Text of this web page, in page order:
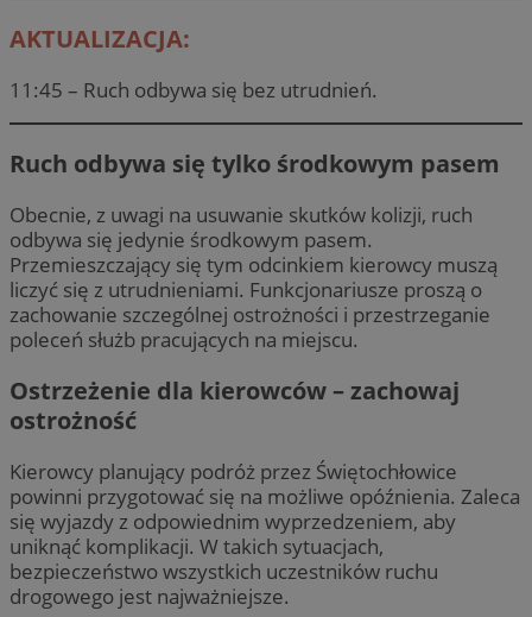
AKTUALIZACJA:
11:45 – Ruch odbywa się bez utrudnień.
Ruch odbywa się tylko środkowym pasem
Obecnie, z uwagi na usuwanie skutków kolizji, ruch
odbywa się jedynie środkowym pasem.
Przemieszczający się tym odcinkiem kierowcy muszą
liczyć się z utrudnieniami. Funkcjonariusze proszą o
zachowanie szczególnej ostrożności i przestrzeganie
poleceń służb pracujących na miejscu.
Ostrzeżenie dla kierowców – zachowaj
ostrożność
Kierowcy planujący podróż przez Świętochłowice
powinni przygotować się na możliwe opóźnienia. Zaleca
się wyjazdy z odpowiednim wyprzedzeniem, aby
uniknąć komplikacji. W takich sytuacjach,
bezpieczeństwo wszystkich uczestników ruchu
drogowego jest najważniejsze.